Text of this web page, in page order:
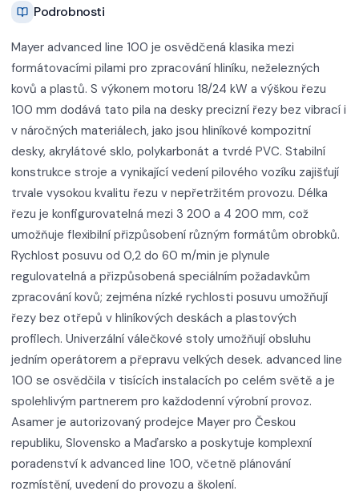
Podrobnosti
Mayer advanced line 100 je osvědčená klasika mezi
formátovacími pilami pro zpracování hliníku, neželezných
kovů a plastů. S výkonem motoru 18/24 kW a výškou řezu
100 mm dodává tato pila na desky precizní řezy bez vibrací i
v náročných materiálech, jako jsou hliníkové kompozitní
desky, akrylátové sklo, polykarbonát a tvrdé PVC. Stabilní
konstrukce stroje a vynikající vedení pilového vozíku zajišťují
trvale vysokou kvalitu řezu v nepřetržitém provozu. Délka
řezu je konfigurovatelná mezi 3 200 a 4 200 mm, což
umožňuje flexibilní přizpůsobení různým formátům obrobků.
Rychlost posuvu od 0,2 do 60 m/min je plynule
regulovatelná a přizpůsobená speciálním požadavkům
zpracování kovů; zejména nízké rychlosti posuvu umožňují
řezy bez otřepů v hliníkových deskách a plastových
profilech. Univerzální válečkové stoly umožňují obsluhu
jedním operátorem a přepravu velkých desek. advanced line
100 se osvědčila v tisících instalacích po celém světě a je
spolehlivým partnerem pro každodenní výrobní provoz.
Asamer je autorizovaný prodejce Mayer pro Českou
republiku, Slovensko a Maďarsko a poskytuje komplexní
poradenství k advanced line 100, včetně plánování
rozmístění, uvedení do provozu a školení.